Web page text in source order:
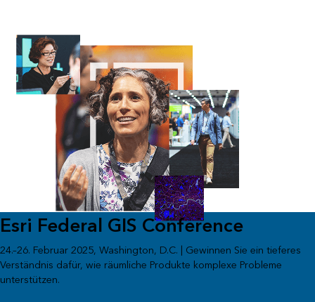
Esri Federal GIS Conference
24.–26. Februar 2025, Washington, D.C. | Gewinnen Sie ein tieferes
Verständnis dafür, wie räumliche Produkte komplexe Probleme
unterstützen.